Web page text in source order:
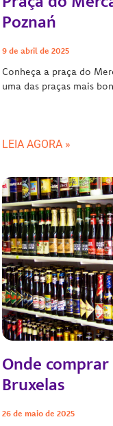
Poznań
9 de abril de 2025
Conheça a praça do
uma das praças mais
LEIA AGORA »
Onde
Bruxelas
26 de maio de 2025